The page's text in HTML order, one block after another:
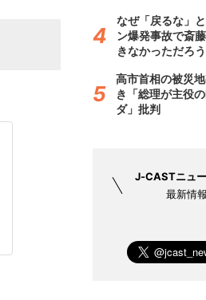
なぜ「戻るな」
ン爆発事故で斎
きなかっただろう
高市首相の被災
き「総理が主役
ダ」批判
J-CASTニュ
最新情